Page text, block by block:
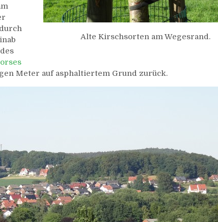
Alte Kirschsorten am Wegesrand.
Meter auf asphaltiertem Grund zurück.